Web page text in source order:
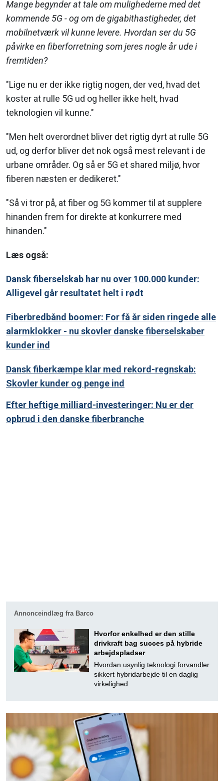
Mange begynder at tale om mulighederne med det
kommende 5G - og om de gigabithastigheder, det
mobilnetværk vil kunne levere. Hvordan ser du 5G
påvirke en fiberforretning som jeres nogle år ude i
fremtiden?
"Lige nu er der ikke rigtig nogen, der ved, hvad det
koster at rulle 5G ud og heller ikke helt, hvad
teknologien vil kunne."
"Men helt overordnet bliver det rigtig dyrt at rulle 5G
ud, og derfor bliver det nok også mest relevant i de
urbane områder. Og så er 5G et shared miljø, hvor
fiberen næsten er dedikeret."
"Så vi tror på, at fiber og 5G kommer til at supplere
hinanden frem for direkte at konkurrere med
hinanden."
Læs også:
Dansk fiberselskab har nu over 100.000 kunder:
Alligevel går resultatet helt i rødt
Fiberbredbånd boomer: For få år siden ringede alle
alarmklokker - nu skovler danske fiberselskaber
kunder ind
Dansk fiberkæmpe klar med rekord-regnskab:
Skovler kunder og penge ind
Efter heftige milliard-investeringer: Nu er der
opbrud i den danske fiberbranche
Annonceindlæg fra Barco
Hvorfor enkelhed er den stille
drivkraft bag succes på hybride
arbejdspladser
Hvordan usynlig teknologi forvandler
sikkert hybridarbejde til en daglig
virkelighed